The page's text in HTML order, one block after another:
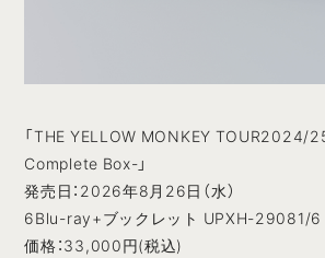
「THE YELLOW MONKEY TOUR2024/
Complete Box-」
発売日：2026年8月26日（水）
6Blu-ray+ブックレット UPXH-29081/6
価格：33,000円(税込)